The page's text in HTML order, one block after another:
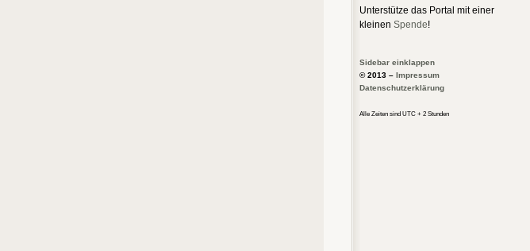
Unterstütze das Portal mit einer
kleinen Spende!
Sidebar einklappen
© 2013 – Impressum
Datenschutzerklärung
Alle Zeiten sind UTC + 2 Stunden